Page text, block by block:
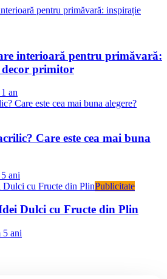
interioară pentru primăvară:
primitor
an
Care este cea mai buna
5 ani
Publicitate
Dulci cu Fructe din Plin
5 ani